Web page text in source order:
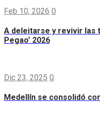
Feb 10, 2026 0
A deleitarse y revivir las
Pegao’ 2026
Dic 23, 2025 0
Medellín se consolidó